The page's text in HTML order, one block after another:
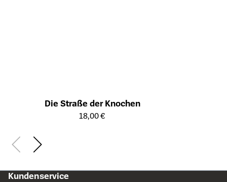
Die Straße der Knochen
Öffnet die Detailseite des Produkts
18,00 €
Kundenservice